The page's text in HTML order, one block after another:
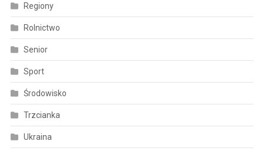
Regiony
Rolnictwo
Senior
Sport
Środowisko
Trzcianka
Ukraina